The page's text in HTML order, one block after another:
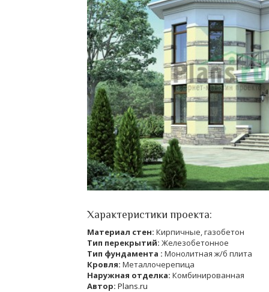
Характеристики проекта:
Материал стен: Кирпичные, газобетон
Тип перекрытий: Железобетонное
Тип фундамента : Монолитная ж/б плита
Кровля: Металлочерепица
Наружная отделка: Комбинированная
Автор: Plans.ru